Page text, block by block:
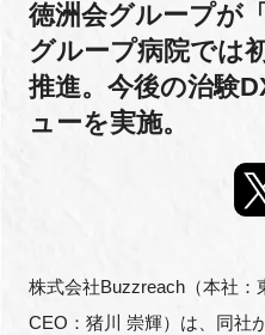
お問い合わせ
マイページ
プログラム
徳洲会グループが
グループ病院では
推進。今後の治験
ューを実施。
株式会社Buzzreach（本社：
CEO：猪川 崇輝）は、同社